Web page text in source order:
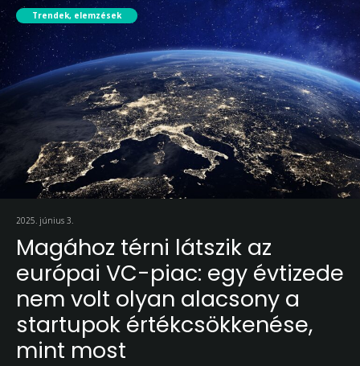
Trendek, elemzések
2025. június 3.
Magához térni látszik az
európai VC-piac: egy évtizede
nem volt olyan alacsony a
startupok értékcsökkenése,
mint most